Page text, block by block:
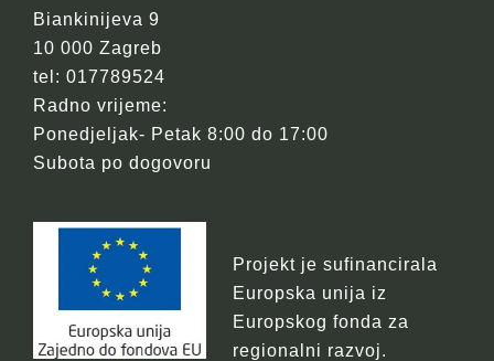
Biankinijeva 9
10 000 Zagreb
tel: 017789524
Radno vrijeme:
Ponedjeljak- Petak 8:00 do 17:00
Subota po dogovoru
Projekt je sufinancirala
Europska unija iz
Europskog fonda za
regionalni razvoj.